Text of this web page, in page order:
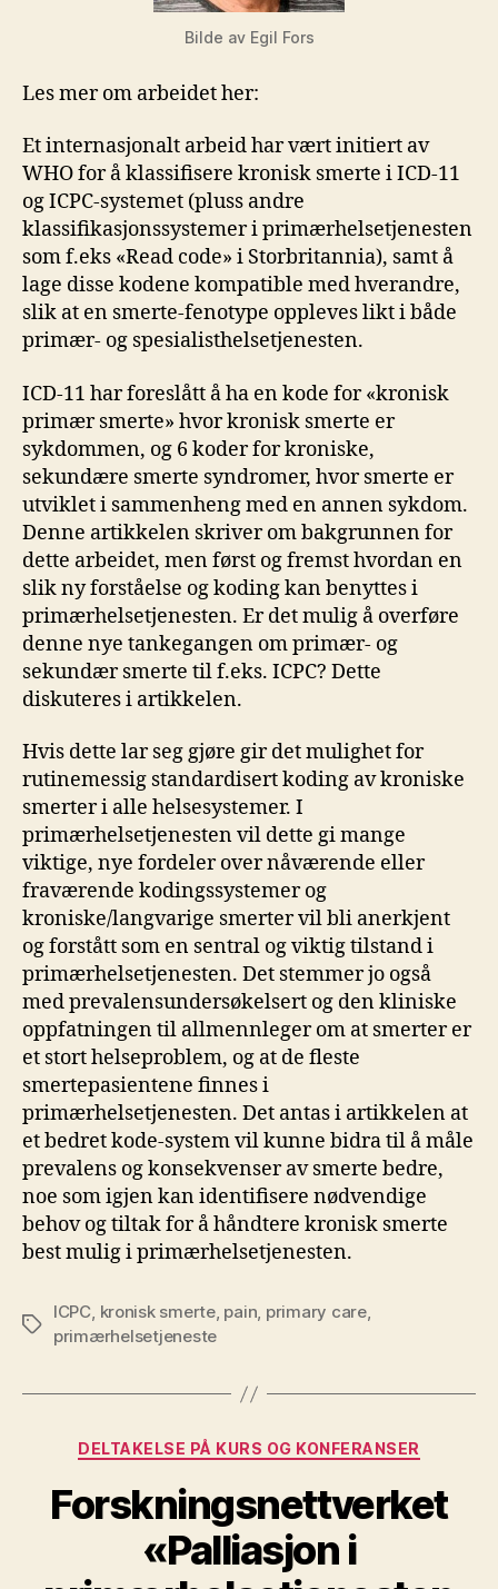
Bilde av Egil Fors
Les mer om arbeidet her:
Et internasjonalt arbeid har vært initiert av
WHO for å klassifisere kronisk smerte i ICD-11
og ICPC-systemet (pluss andre
klassifikasjonssystemer i primærhelsetjenesten
som f.eks «Read code» i Storbritannia), samt å
lage disse kodene kompatible med hverandre,
slik at en smerte-fenotype oppleves likt i både
primær- og spesialisthelsetjenesten.
ICD-11 har foreslått å ha en kode for «kronisk
primær smerte» hvor kronisk smerte er
sykdommen, og 6 koder for kroniske,
sekundære smerte syndromer, hvor smerte er
utviklet i sammenheng med en annen sykdom.
Denne artikkelen skriver om bakgrunnen for
dette arbeidet, men først og fremst hvordan en
slik ny forståelse og koding kan benyttes i
primærhelsetjenesten. Er det mulig å overføre
denne nye tankegangen om primær- og
sekundær smerte til f.eks. ICPC? Dette
diskuteres i artikkelen.
Hvis dette lar seg gjøre gir det mulighet for
rutinemessig standardisert koding av kroniske
smerter i alle helsesystemer. I
primærhelsetjenesten vil dette gi mange
viktige, nye fordeler over nåværende eller
fraværende kodingssystemer og
kroniske/langvarige smerter vil bli anerkjent
og forstått som en sentral og viktig tilstand i
primærhelsetjenesten. Det stemmer jo også
med prevalensundersøkelsert og den kliniske
oppfatningen til allmennleger om at smerter er
et stort helseproblem, og at de fleste
smertepasientene finnes i
primærhelsetjenesten. Det antas i artikkelen at
et bedret kode-system vil kunne bidra til å måle
prevalens og konsekvenser av smerte bedre,
noe som igjen kan identifisere nødvendige
behov og tiltak for å håndtere kronisk smerte
best mulig i primærhelsetjenesten.
Stikkord
ICPC, kronisk smerte, pain, primary care,
primærhelsetjeneste
Kategorier
DELTAKELSE PÅ KURS OG KONFERANSER
Forskningsnettverket
«Palliasjon i